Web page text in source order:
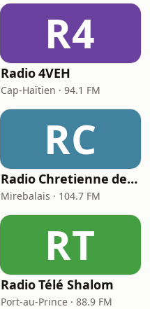
R4
Radio 4VEH
Cap-Haïtien · 94.1 FM
RC
Radio Chretienne de Mirebalais
Mirebalais · 104.7 FM
RT
Radio Télé Shalom
Port-au-Prince · 88.9 FM